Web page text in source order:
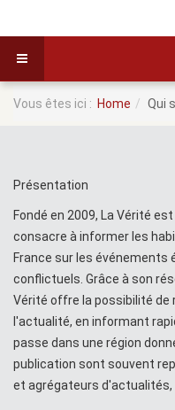
Vous êtes ici : Home Qui
Présentation
Fondé en 2009, La Vérité
consacre à informer les
France sur les
conflictuels. Grâce à son
Vérité offre la possibilité
l'actualité, en informant
passe dans une région
publication sont souvent
et agrégateurs d'actualités,